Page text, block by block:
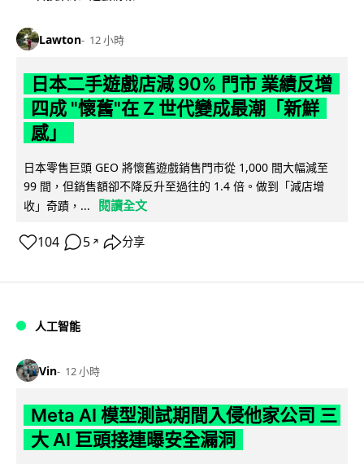
Lawton 12 小時
日本二手遊戲店減 90% 門市 業績反增
四成 "懷舊"在 Z 世代變成最潮「新鮮
感」
日本零售巨頭 GEO 將懷舊遊戲銷售門市從 1,000 間大幅減至
99 間，但銷售額卻不降反升至過往的 1.4 倍。做到「減店增
收」奇蹟，...
閱讀全文
104 5 ↗ 分享
人工智能
Vin 12 小時
Meta AI 模型測試期間入侵他家公司 三
大 AI 巨頭接連曝安全漏洞